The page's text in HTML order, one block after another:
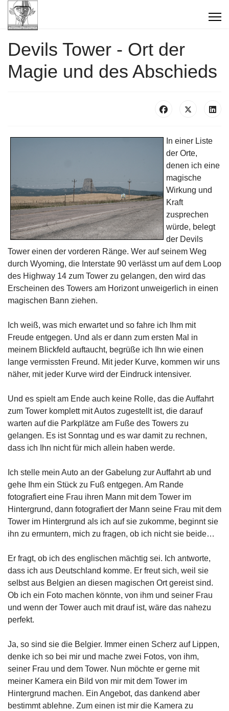
Devils Tower - Ort der
Magie und des Abschieds
In einer Liste
der Orte,
denen ich eine
magische
Wirkung und
Kraft
zusprechen
würde, belegt
der Devils
Tower einen der vorderen Ränge. Wer auf seinem Weg
durch Wyoming, die Interstate 90 verlässt um auf dem Loop
des Highway 14 zum Tower zu gelangen, den wird das
Erscheinen des Towers am Horizont unweigerlich in einen
magischen Bann ziehen.
Ich weiß, was mich erwartet und so fahre ich Ihm mit
Freude entgegen. Und als er dann zum ersten Mal in
meinem Blickfeld auftaucht, begrüße ich Ihn wie einen
lange vermissten Freund. Mit jeder Kurve, kommen wir uns
näher, mit jeder Kurve wird der Eindruck intensiver.
Und es spielt am Ende auch keine Rolle, das die Auffahrt
zum Tower komplett mit Autos zugestellt ist, die darauf
warten auf die Parkplätze am Fuße des Towers zu
gelangen. Es ist Sonntag und es war damit zu rechnen,
dass ich Ihn nicht für mich allein haben werde.
Ich stelle mein Auto an der Gabelung zur Auffahrt ab und
gehe Ihm ein Stück zu Fuß entgegen. Am Rande
fotografiert eine Frau ihren Mann mit dem Tower im
Hintergrund, dann fotografiert der Mann seine Frau mit dem
Tower im Hintergrund als ich auf sie zukomme, beginnt sie
ihn zu ermuntern, mich zu fragen, ob ich nicht sie beide…
Er fragt, ob ich des englischen mächtig sei. Ich antworte,
dass ich aus Deutschland komme. Er freut sich, weil sie
selbst aus Belgien an diesen magischen Ort gereist sind.
Ob ich ein Foto machen könnte, von ihm und seiner Frau
und wenn der Tower auch mit drauf ist, wäre das nahezu
perfekt.
Ja, so sind sie die Belgier. Immer einen Scherz auf Lippen,
denke ich so bei mir und mache zwei Fotos, von ihm,
seiner Frau und dem Tower. Nun möchte er gerne mit
meiner Kamera ein Bild von mir mit dem Tower im
Hintergrund machen. Ein Angebot, das dankend aber
bestimmt ablehne. Zum einen ist mir die Kamera zu